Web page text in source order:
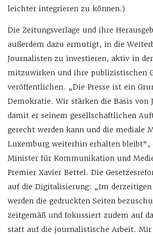
leichter integrieren zu können.)
Die Zeitungsverlage und ihre
außerdem dazu ermutigt, in die
Journalisten zu investieren, aktiv in
mitzuwirken und ihre publizistischen
veröffentlichen. „Die Presse ist ein
Demokratie. Wir stärken die Basis von
damit er seinem gesellschaftlichen
gerecht werden kann und die mediale
Luxemburg weiterhin erhalten bleibt“,
Minister für Kommunikation und
Premier Xavier Bettel. Die
auf die Digitalisierung: „Im derzeitigen
werden die gedruckten Seiten
zeitgemäß und fokussiert zudem auf
statt auf die journalistische Arbeit. Mir